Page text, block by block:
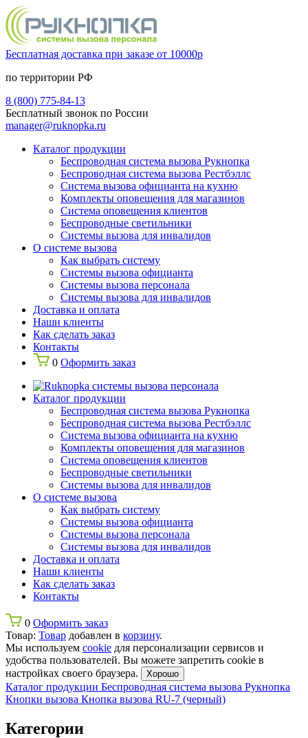
Бесплатная доставка при заказе от 10000р
по территории РФ
8 (800) 775-84-13
Бесплатный звонок по России
manager@ruknopka.ru
Каталог продукции
Беспроводная система вызова Рукнопка
Беспроводная система вызова Рестбэллс
Система вызова официанта на кухню
Комплекты оповещения для магазинов
Система оповещения клиентов
Беспроводные светильники
Системы вызова для инвалидов
О системе вызова
Как выбрать систему
Системы вызова официанта
Системы вызова персонала
Системы вызова для инвалидов
Доставка и оплата
Наши клиенты
Как сделать заказ
Контакты
0 Оформить заказ
Каталог продукции
Беспроводная система вызова Рукнопка
Беспроводная система вызова Рестбэллс
Система вызова официанта на кухню
Комплекты оповещения для магазинов
Система оповещения клиентов
Беспроводные светильники
Системы вызова для инвалидов
О системе вызова
Как выбрать систему
Системы вызова официанта
Системы вызова персонала
Системы вызова для инвалидов
Доставка и оплата
Наши клиенты
Как сделать заказ
Контакты
0 Оформить заказ
Товар: Товар добавлен в корзину.
Мы используем cookie для персонализации сервисов и
удобства пользователей. Вы можете запретить cookie в
настройках своего браузера.
Хорошо
Каталог продукции Беспроводная система вызова Рукнопка
Кнопки вызова Кнопка вызова RU-7 (черный)
Категории